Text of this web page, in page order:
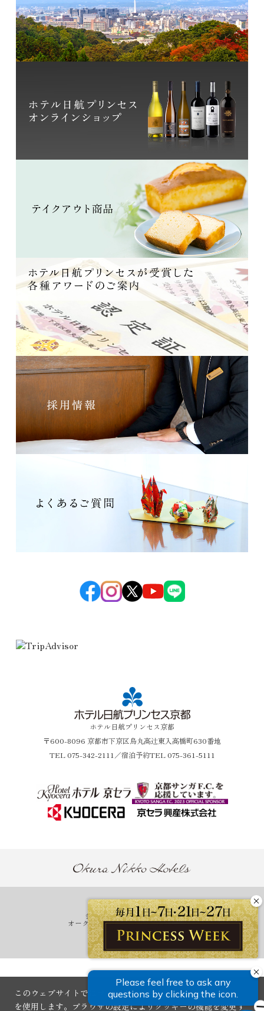
ホテル日航プリンセス京都
〒600-8096 京都市下京区烏丸高辻東入高橋町630番地
TEL075-342-2111 ／宿泊予約TEL 075-361-5111
ホテル一覧
会員プログラム One Harmony
オークラニッコーホテルズ 予約センター
営業拠点のご案内
マイレージ提携サービス
このウェブサイトではサイトの利便性の向上を目的にクッキー
を使用します。ブラウザの設定によりクッキーの機能を変更す